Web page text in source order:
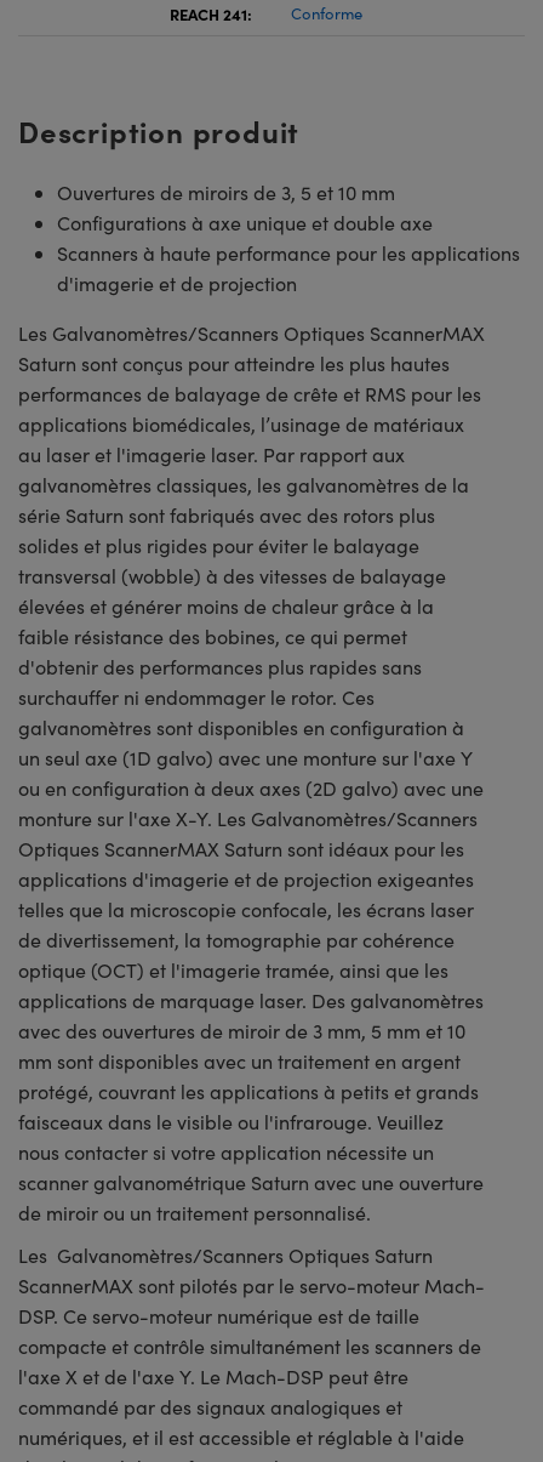
REACH 241: Conforme
Description produit
Ouvertures de miroirs de 3, 5 et 10 mm
Configurations à axe unique et double axe
Scanners à haute performance pour les applications
d'imagerie et de projection
Les Galvanomètres/Scanners Optiques ScannerMAX
Saturn sont conçus pour atteindre les plus hautes
performances de balayage de crête et RMS pour les
applications biomédicales, l’usinage de matériaux
au laser et l'imagerie laser. Par rapport aux
galvanomètres classiques, les galvanomètres de la
série Saturn sont fabriqués avec des rotors plus
solides et plus rigides pour éviter le balayage
transversal (wobble) à des vitesses de balayage
élevées et générer moins de chaleur grâce à la
faible résistance des bobines, ce qui permet
d'obtenir des performances plus rapides sans
surchauffer ni endommager le rotor. Ces
galvanomètres sont disponibles en configuration à
un seul axe (1D galvo) avec une monture sur l'axe Y
ou en configuration à deux axes (2D galvo) avec une
monture sur l'axe X-Y. Les Galvanomètres/Scanners
Optiques ScannerMAX Saturn sont idéaux pour les
applications d'imagerie et de projection exigeantes
telles que la microscopie confocale, les écrans laser
de divertissement, la tomographie par cohérence
optique (OCT) et l'imagerie tramée, ainsi que les
applications de marquage laser. Des galvanomètres
avec des ouvertures de miroir de 3 mm, 5 mm et 10
mm sont disponibles avec un traitement en argent
protégé, couvrant les applications à petits et grands
faisceaux dans le visible ou l'infrarouge. Veuillez
nous contacter si votre application nécessite un
scanner galvanométrique Saturn avec une ouverture
de miroir ou un traitement personnalisé.
Les Galvanomètres/Scanners Optiques Saturn
ScannerMAX sont pilotés par le servo-moteur Mach-
DSP. Ce servo-moteur numérique est de taille
compacte et contrôle simultanément les scanners de
l'axe X et de l'axe Y. Le Mach-DSP peut être
commandé par des signaux analogiques et
numériques, et il est accessible et réglable à l'aide